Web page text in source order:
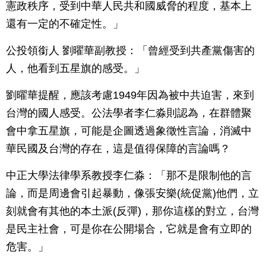
憲政秩序，受到中華人民共和國威脅的程度，基本上
還有一定的不確定性。」
公投領銜人 劉曜華副教授：「曾經受到共產黨傷害的
人，他看到五星旗的感受。」
劉曜華提醒，應該考慮1949年因為被中共迫害，來到
台灣的國人感受。公法學者李仁淼則認為，在群體聚
會中拿五星旗，可能是企圖透過象徵性言論，消滅中
華民國及台灣的存在，這是值得保障的言論嗎？
中正大學法律學系教授李仁淼：「那不是限制他的言
論，而是周邊會引起暴動，像張安樂(統促黨)他們，立
刻就會有其他的本土派(反彈)，那你這樣的對立，台灣
是民主社會，可是你在公開場合，它就是會有立即的
危害。」